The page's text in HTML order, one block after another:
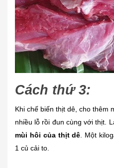
Cách thứ 3:
Khi chế biến thịt dê, cho thêm
nhiều lỗ rồi đun cùng với thịt.
mùi hôi của thịt dê . Một
1 củ cải to.